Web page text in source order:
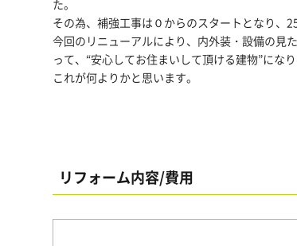
た。
その為、補強工事は０からのスタートとなり、
今回のリニューアルにより、内外装・設備の見
って、“安心してお住まいして頂ける建物”になり
これが何よりかと思います。
リフォーム内容/費用